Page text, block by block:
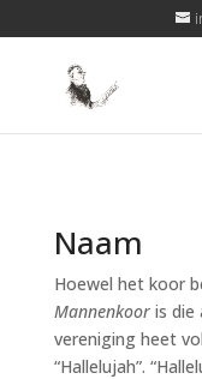
Naam
Hoewel het koor
Mannenkooris die
vereniging heet
“Hallelujah”.